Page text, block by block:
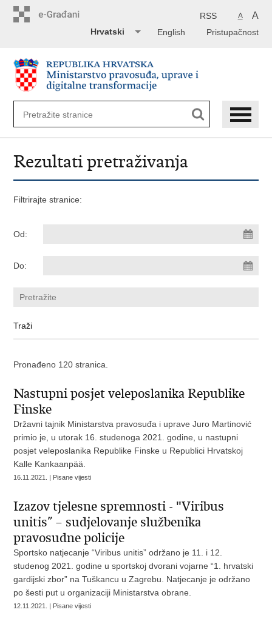
A A
RSS
Pristupačnost
English
Hrvatski
Rezultati pretraživanja
Filtrirajte stranice:
Od:
Do:
Pronađeno 120 stranica.
Nastupni posjet veleposlanika Republike
Finske
Državni tajnik Ministarstva pravosuđa i uprave Juro Martinović
primio je, u utorak 16. studenoga 2021. godine, u nastupni
posjet veleposlanika Republike Finske u Republici Hrvatskoj
Kalle Kankaanpää.
16.11.2021. | Pisane vijesti
Izazov tjelesne spremnosti - "Viribus
unitis” – sudjelovanje službenika
pravosudne policije
Sportsko natjecanje “Viribus unitis” održano je 11. i 12.
studenog 2021. godine u sportskoj dvorani vojarne “1. hrvatski
gardijski zbor” na Tuškancu u Zagrebu. Natjecanje je održano
po šesti put u organizaciji Ministarstva obrane.
12.11.2021. | Pisane vijesti